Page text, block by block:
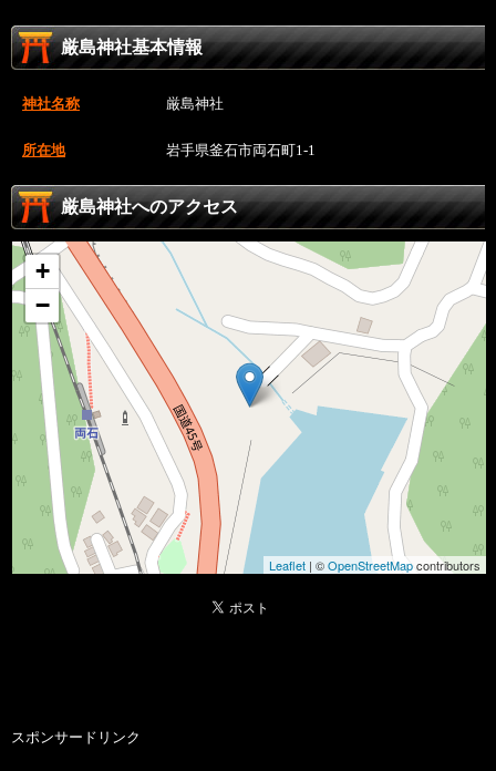
厳島神社基本情報
神社名称 厳島神社
所在地 岩手県釜石市両石町1-1
厳島神社へのアクセス
+
−
Leaflet | ©OpenStreetMapcontributors
スポンサードリンク